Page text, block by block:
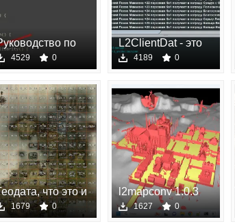
по
4529 0
L2ClientDat - это
инструмен
4189 0
что это и
1679 0
l2mapconv 1.0.3
1.0.31627 0